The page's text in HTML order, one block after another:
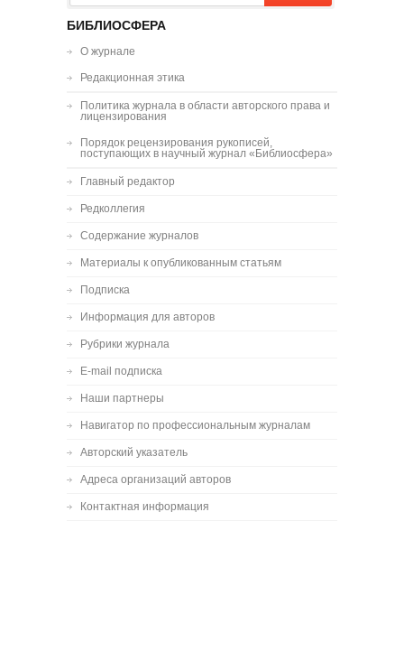
БИБЛИОСФЕРА
О журнале
Редакционная этика
Политика журнала в области авторского права и
лицензирования
Порядок рецензирования рукописей,
поступающих в научный журнал «Библиосфера»
Главный редактор
Редколлегия
Содержание журналов
Материалы к опубликованным статьям
Подписка
Информация для авторов
Рубрики журнала
E-mail подписка
Наши партнеры
Навигатор по профессиональным журналам
Авторский указатель
Адреса организаций авторов
Контактная информация